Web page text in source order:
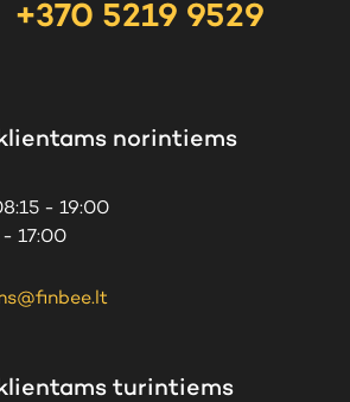
+370 5219 9529
norintiems
- 19:00
17:00
turintiems